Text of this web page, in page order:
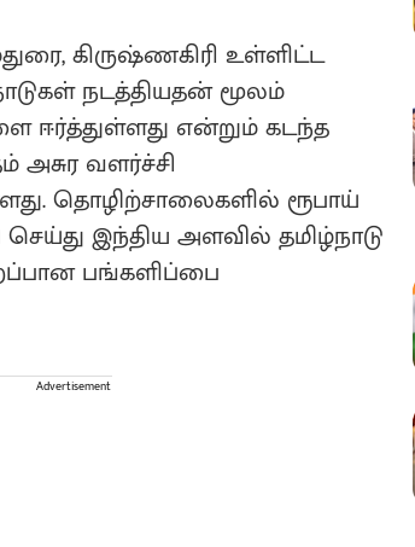
கிருஷ்ணகிரி உள்ளிட்ட
நடத்தியதன் மூலம்
ஈர்த்துள்ளது என்றும் கடந்த
அசுர வளர்ச்சி
தொழிற்சாலைகளில் ரூபாய்
இந்திய அளவில் தமிழ்நாடு
பங்களிப்பை
Advertisement